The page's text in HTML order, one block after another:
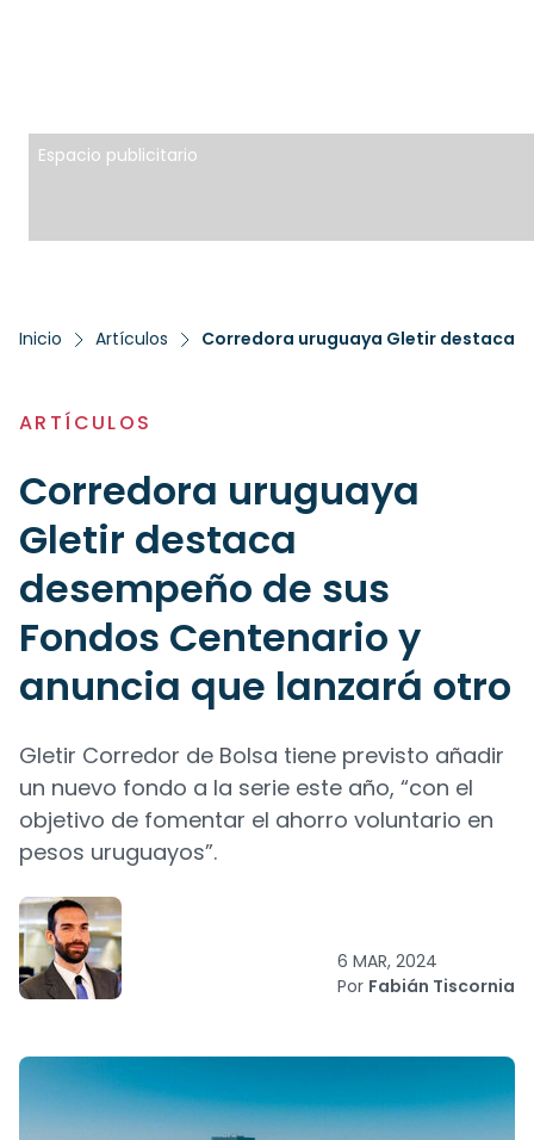
Espacio publicitario
Inicio Artículos
ARTÍCULOS
Corredora uruguaya
Gletir destaca
desempeño de sus
Fondos Centenario y
anuncia que lanzará otro
Gletir Corredor de Bolsa tiene previsto añadir
un nuevo fondo a la serie este año, “con el
objetivo de fomentar el ahorro voluntario en
pesos uruguayos”.
6 MAR, 2024
Por Fabián Tiscornia